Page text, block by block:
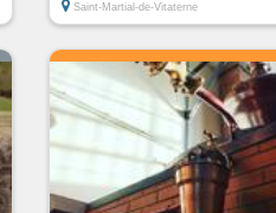
Saint-Martial-de-Vitaterne